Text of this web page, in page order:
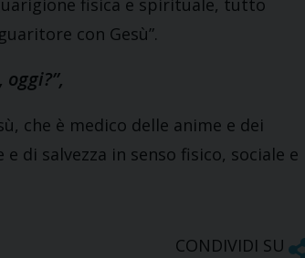
fisica e spirituale, tutto
con Gesù”.
che è medico delle anime e dei
di salvezza in senso fisico, sociale e
CONDIVIDI SU